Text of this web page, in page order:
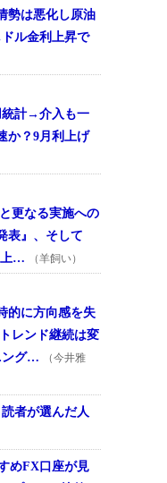
勢は悪化し原油
ル金利上昇で
統計→介入も一
か？9月利上げ
更なる実施への
表』、そして
上…
（羊飼い）
的に方向感を失
レンド継続は変
ング…
（今井雅
者が選んだ人
めFX口座が見